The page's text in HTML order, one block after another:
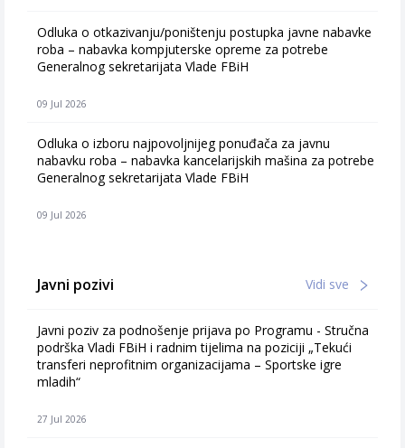
Odluka o otkazivanju/poništenju postupka javne nabavke
roba – nabavka kompjuterske opreme za potrebe
Generalnog sekretarijata Vlade FBiH
09 Jul 2026
Odluka o izboru najpovoljnijeg ponuđača za javnu
nabavku roba – nabavka kancelarijskih mašina za potrebe
Generalnog sekretarijata Vlade FBiH
09 Jul 2026
Javni pozivi Vidi sve
Javni poziv za podnošenje prijava po Programu - Stručna
podrška Vladi FBiH i radnim tijelima na poziciji „Tekući
transferi neprofitnim organizacijama – Sportske igre
mladih“
27 Jul 2026